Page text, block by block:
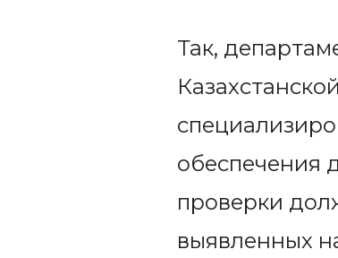
Так,
обеспечения
проверки
выявленных